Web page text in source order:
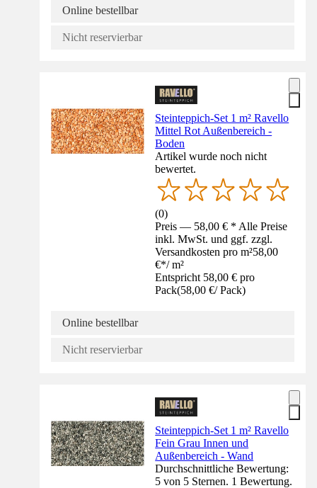
Online bestellbar
Nicht reservierbar
Steinteppich-Set 1 m² Ravello
Mittel Rot Außenbereich -
Boden
Artikel wurde noch nicht
bewertet.
(0)
Preis — 58,00 € * Alle Preise
inkl. MwSt. und ggf. zzgl.
Versandkosten pro m²58,00
€*/ m²
Entspricht 58,00 € pro
Pack(58,00 €/ Pack)
Online bestellbar
Nicht reservierbar
Steinteppich-Set 1 m² Ravello
Fein Grau Innen und
Außenbereich - Wand
Durchschnittliche Bewertung:
5 von 5 Sternen. 1 Bewertung.